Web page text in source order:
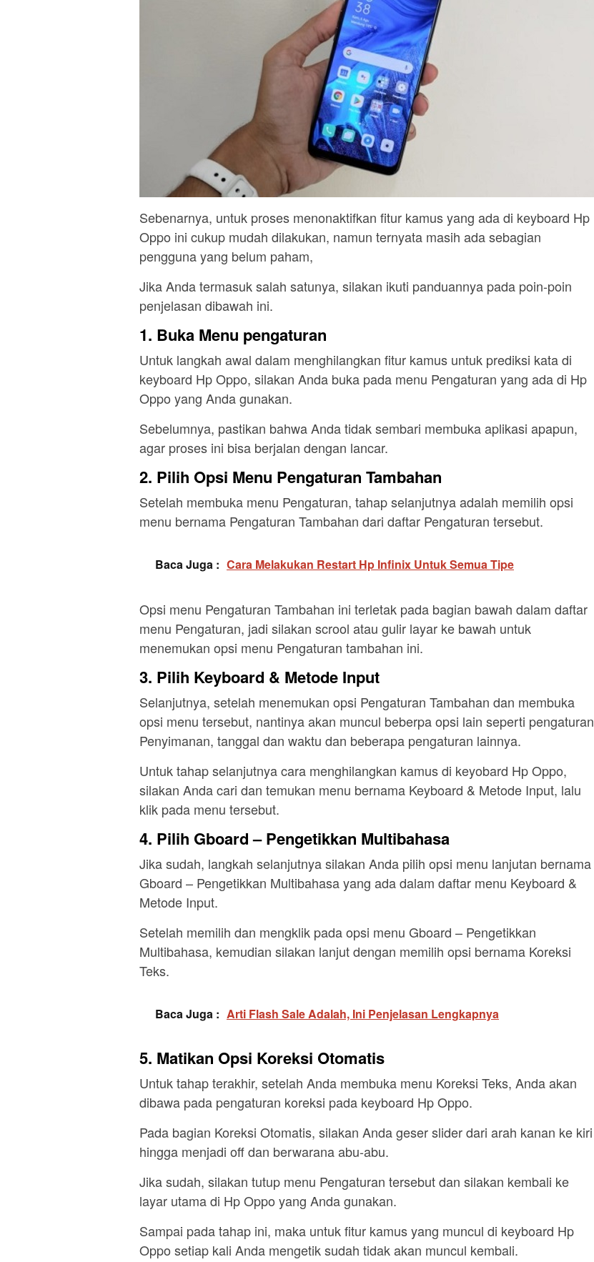
Sebenarnya, untuk proses menonaktifkan fitur kamus yang ada di keyboard Hp
Oppo ini cukup mudah dilakukan, namun ternyata masih ada sebagian
pengguna yang belum paham,
Jika Anda termasuk salah satunya, silakan ikuti panduannya pada poin-poin
penjelasan dibawah ini.
1. Buka Menu pengaturan
Untuk langkah awal dalam menghilangkan fitur kamus untuk prediksi kata di
keyboard Hp Oppo, silakan Anda buka pada menu Pengaturan yang ada di Hp
Oppo yang Anda gunakan.
Sebelumnya, pastikan bahwa Anda tidak sembari membuka aplikasi apapun,
agar proses ini bisa berjalan dengan lancar.
2. Pilih Opsi Menu Pengaturan Tambahan
Setelah membuka menu Pengaturan, tahap selanjutnya adalah memilih opsi
menu bernama Pengaturan Tambahan dari daftar Pengaturan tersebut.
Baca Juga : Cara Melakukan Restart Hp Infinix Untuk Semua Tipe
Opsi menu Pengaturan Tambahan ini terletak pada bagian bawah dalam daftar
menu Pengaturan, jadi silakan scrool atau gulir layar ke bawah untuk
menemukan opsi menu Pengaturan tambahan ini.
3. Pilih Keyboard & Metode Input
Selanjutnya, setelah menemukan opsi Pengaturan Tambahan dan membuka
opsi menu tersebut, nantinya akan muncul beberpa opsi lain seperti pengaturan
Penyimanan, tanggal dan waktu dan beberapa pengaturan lainnya.
Untuk tahap selanjutnya cara menghilangkan kamus di keyobard Hp Oppo,
silakan Anda cari dan temukan menu bernama Keyboard & Metode Input, lalu
klik pada menu tersebut.
4. Pilih Gboard – Pengetikkan Multibahasa
Jika sudah, langkah selanjutnya silakan Anda pilih opsi menu lanjutan bernama
Gboard – Pengetikkan Multibahasa yang ada dalam daftar menu Keyboard &
Metode Input.
Setelah memilih dan mengklik pada opsi menu Gboard – Pengetikkan
Multibahasa, kemudian silakan lanjut dengan memilih opsi bernama Koreksi
Teks.
Baca Juga : Arti Flash Sale Adalah, Ini Penjelasan Lengkapnya
5. Matikan Opsi Koreksi Otomatis
Untuk tahap terakhir, setelah Anda membuka menu Koreksi Teks, Anda akan
dibawa pada pengaturan koreksi pada keyboard Hp Oppo.
Pada bagian Koreksi Otomatis, silakan Anda geser slider dari arah kanan ke kiri
hingga menjadi off dan berwarana abu-abu.
Jika sudah, silakan tutup menu Pengaturan tersebut dan silakan kembali ke
layar utama di Hp Oppo yang Anda gunakan.
Sampai pada tahap ini, maka untuk fitur kamus yang muncul di keyboard Hp
Oppo setiap kali Anda mengetik sudah tidak akan muncul kembali.